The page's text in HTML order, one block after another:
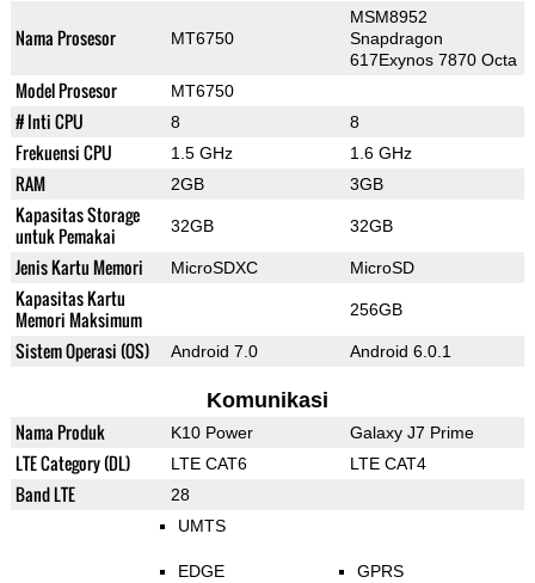
Nama Prosesor MT6750
MSM8952
Snapdragon
617Exynos 7870 Octa
Model Prosesor MT6750
# Inti CPU 8 8
Frekuensi CPU 1.5 GHz 1.6 GHz
RAM 2GB 3GB
Kapasitas Storage
untuk Pemakai
32GB 32GB
Jenis Kartu Memori MicroSDXC MicroSD
Kapasitas Kartu
Memori Maksimum
256GB
Sistem Operasi (OS) Android 7.0 Android 6.0.1
Komunikasi
Nama Produk K10 Power Galaxy J7 Prime
LTE Category (DL) LTE CAT6 LTE CAT4
Band LTE 28
UMTS
EDGE GPRS